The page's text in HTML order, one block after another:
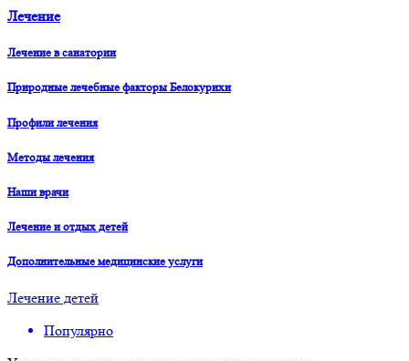
Лечение
Лечение в санатории
Природные лечебные факторы Белокурихи
Профили лечения
Методы лечения
Наши врачи
Лечение и отдых детей
Дополнительные медицинские услуги
Лечение детей
Популярно